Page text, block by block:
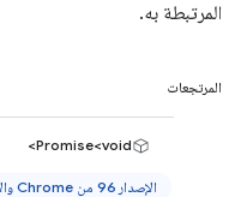
المرتبطة به.
المرتجعات
Promise<void>
الإصدار 96 من Chrome والإصدارات الأحدث